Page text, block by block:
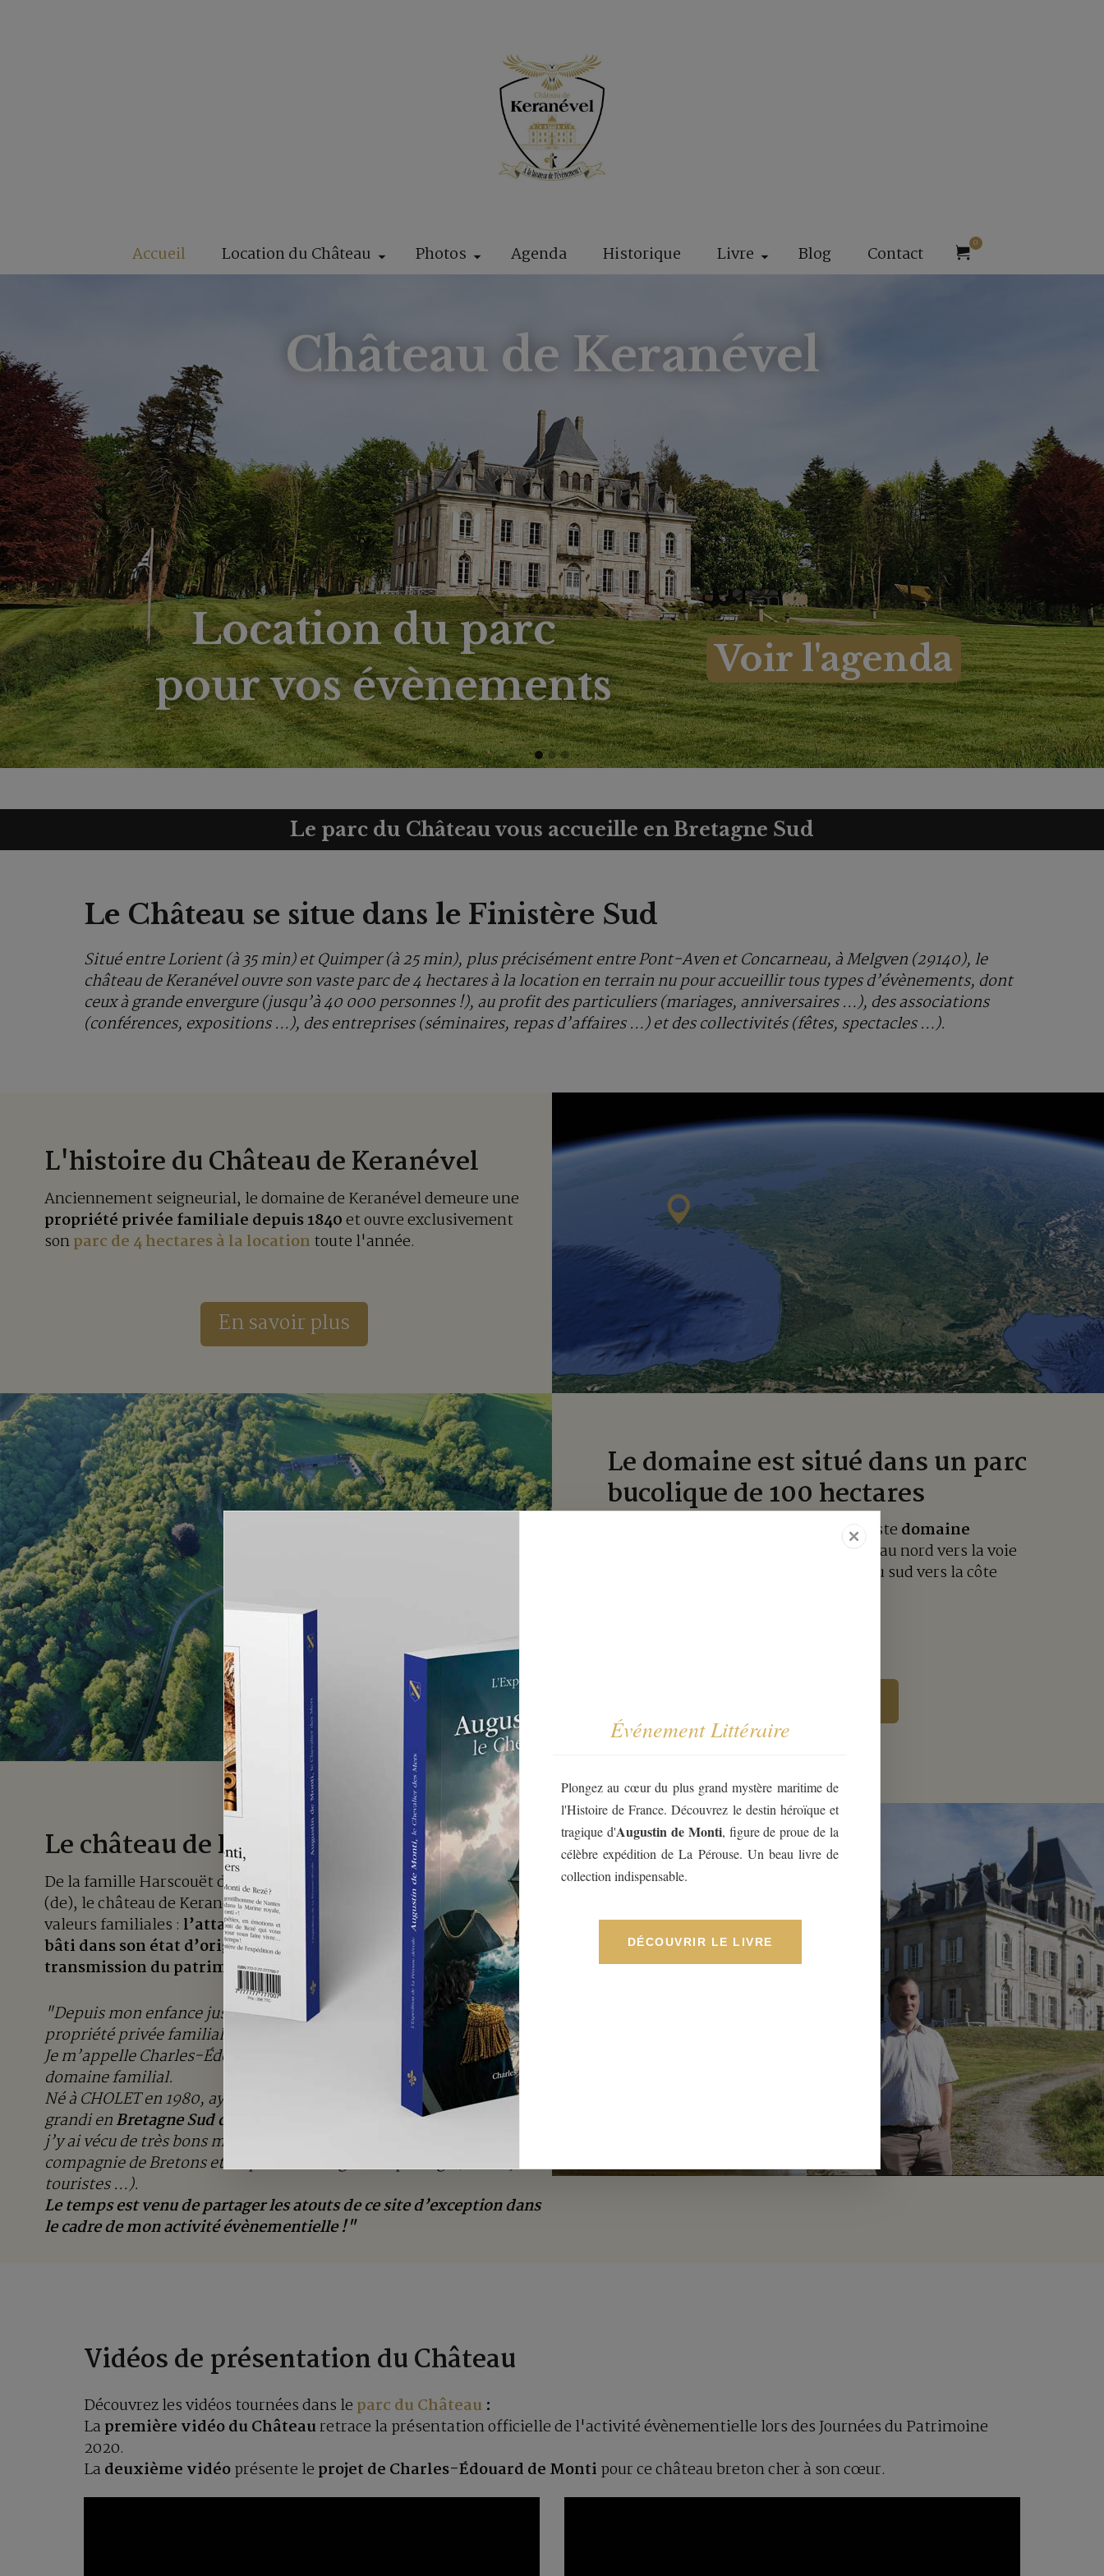
Accueil Location du Château Photos Agenda Historique Livre Blog Contact 0
Location du parc
Château de Keranével
Voir l'agenda
pour vos évènements
Go
slide
1
Go
slide
2
Go
slide
3
Le parc du Château vous accueille en Bretagne Sud
Le Château se situe dans le Finistère Sud
Situé entre Lorient (à 35 min) et Quimper (à 25 min), plus précisément entre Pont-Aven et Concarneau, à Melgven (29140), le
château de Keranével ouvre son vaste parc de 4 hectares à la location en terrain nu pour accueillir tous types d’évènements, dont
ceux à grande envergure (jusqu’à 40 000 personnes !), au profit des particuliers (mariages, anniversaires …), des associations
(conférences, expositions …), des entreprises (séminaires, repas d’affaires …) et des collectivités (fêtes, spectacles …).
L'histoire du Château de Keranével
Anciennement seigneurial, le domaine de Keranével demeure une
propriété privée familiale depuis 1840et ouvre exclusivement
sonparc de 4 hectares à la location toute l'année.
En savoir plus
Le domaine est situé dans un parc
bucolique de 100 hectares
Le château de Keranével étend son vaste domaine
bucolique sur plus de 100 hectares
, au nord vers la voie
express Quimper-Lorient (à 5 min), au sud vers la côte
Le château de Keranével et son gérant
De la famille Harscouët de Saint-George à la famille Monti de Rezé
(de), le château de Keranével traverse le temps avec les mêmes
valeurs familiales : l’attachement à la terre, la conservation du
bâti dans son état d’origine, la valorisation du site, la
transmission du patrimoine familial.
"Depuis mon enfance jusqu’à aujourd’hui, je me dévoue à cette
propriété privée familiale, corps et âme, pour la faire vivre !
Je m’appelle Charles-Édouard de MONTI de REZÉ et je gère ce
domaine familial.
Né à CHOLET en 1980, ayant vécu ma petite enfance en Vendée, j’ai
grandi enBretagne Sud dans le château de ma famille maternelle
j’y ai vécu de très bons moments en famille, entre amis, en
compagnie de Bretons et en présence de gens de passage (scouts,
touristes …).
Le temps est venu de partager les atouts de ce site d’exception dans
le cadre de mon activité évènementielle !"
Vidéos de présentation du Château
Découvrez les vidéos tournées dans le parc du Château :
La première vidéo du Châteauretrace la présentation officielle de l'activité évènementielle lors des Journées du Patrimoine
2020.
La deuxième vidéoprésente le projet de Charles-Édouard de Monti pour ce château breton cher à son cœur.
Événement Littéraire
Plongez au cœur du plus grand mystère maritime de
l'Histoire de France. Découvrez le destin héroïque et
tragique d'Augustin de Monti, figure de proue de la
célèbre expédition de La Pérouse. Un beau livre de
collection indispensable.
DÉCOUVRIR LE LIVRE